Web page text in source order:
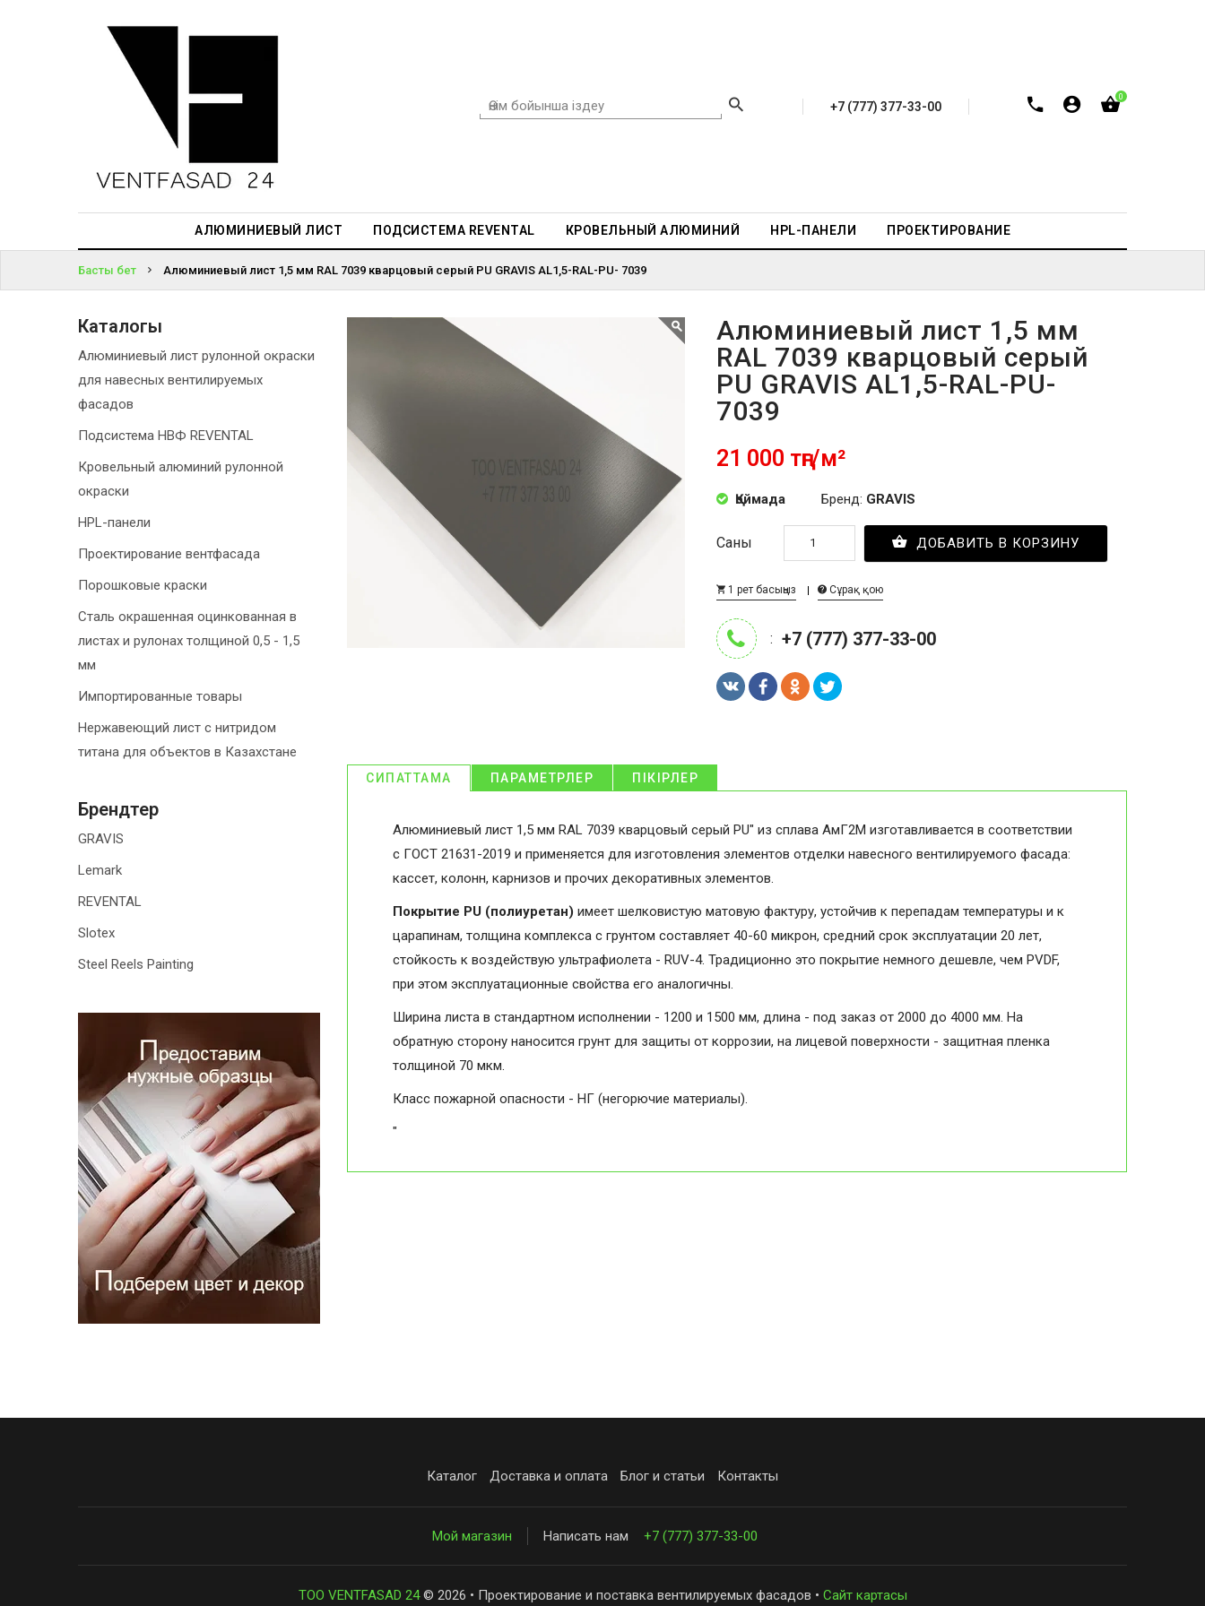
+7 (777) 377-33-00
0
АЛЮМИНИЕВЫЙ ЛИСТ ПОДСИСТЕМА REVENTAL КРОВЕЛЬНЫЙ АЛЮМИНИЙ HPL-ПАНЕЛИ ПРОЕКТИРОВАНИЕ
АЛЮМИНИЕВЫЙ
ПРОЕКТИРОВАНИЕ
КІРІҢІЗ
ПАРОЛЬДІ
БА?
Басты бет Алюминиевый лист 1,5 мм RAL 7039 кварцовый серый PU GRAVIS AL1,5-RAL-PU- 7039
Алюминиевый лист 1,5 мм
RAL 7039 кварцовый серый
PU GRAVIS AL1,5-RAL-PU-
7039
21 000 тңг/м²
Қоймада Бренд: GRAVIS
Саны ДОБАВИТЬ В КОРЗИНУ
1 рет басыңыз Сұрақ қою
: +7 (777) 377-33-00
СИПАТТАМА ПАРАМЕТРЛЕР ПІКІРЛЕР
Алюминиевый лист 1,5 мм RAL 7039 кварцовый серый PU" из сплава АмГ2М изготавливается в соответствии
с ГОСТ 21631-2019 и применяется для изготовления элементов отделки навесного вентилируемого фасада:
кассет, колонн, карнизов и прочих декоративных элементов.
Покрытие PU (полиуретан) имеет шелковистую матовую фактуру, устойчив к перепадам температуры и к
царапинам, толщина комплекса с грунтом составляет 40-60 микрон, средний срок эксплуатации 20 лет,
стойкость к воздействую ультрафиолета - RUV-4. Традиционно это покрытие немного дешевле, чем PVDF,
при этом эксплуатационные свойства его аналогичны.
Ширина листа в стандартном исполнении - 1200 и 1500 мм, длина - под заказ от 2000 до 4000 мм. На
обратную сторону наносится грунт для защиты от коррозии, на лицевой поверхности - защитная пленка
толщиной 70 мкм.
Класс пожарной опасности - НГ (негорючие материалы).
"
Каталогы
Алюминиевый лист рулонной окраски
для навесных вентилируемых
фасадов
Подсистема НВФ REVENTAL
Кровельный алюминий рулонной
окраски
HPL-панели
Проектирование вентфасада
Порошковые краски
Сталь окрашенная оцинкованная в
листах и рулонах толщиной 0,5 - 1,5
мм
Импортированные товары
Нержавеющий лист с нитридом
титана для объектов в Казахстане
Брендтер
GRAVIS
Lemark
REVENTAL
Slotex
Steel Reels Painting
Каталог Доставка и оплата Блог и статьи Контакты
Мой магазин Написать нам +7 (777) 377-33-00
ТОО VENTFASAD 24© 2026 • Проектирование и поставка вентилируемых фасадов • Сайт картасы